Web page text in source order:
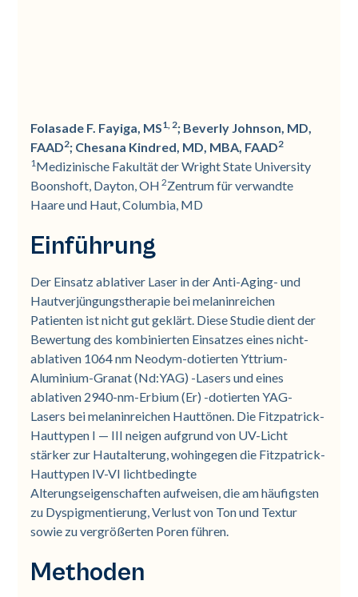
Folasade F. Fayiga, MS1, 2; Beverly Johnson, MD,
FAAD2; Chesana Kindred, MD, MBA, FAAD2
1Medizinische Fakultät der Wright State University
Boonshoft, Dayton, OH 2Zentrum für verwandte
Haare und Haut, Columbia, MD
Einführung
Der Einsatz ablativer Laser in der Anti-Aging- und
Hautverjüngungstherapie bei melaninreichen
Patienten ist nicht gut geklärt. Diese Studie dient der
Bewertung des kombinierten Einsatzes eines nicht-
ablativen 1064 nm Neodym-dotierten Yttrium-
Aluminium-Granat (Nd:YAG) -Lasers und eines
ablativen 2940-nm-Erbium (Er) -dotierten YAG-
Lasers bei melaninreichen Hauttönen. Die Fitzpatrick-
Hauttypen I — III neigen aufgrund von UV-Licht
stärker zur Hautalterung, wohingegen die Fitzpatrick-
Hauttypen IV-VI lichtbedingte
Alterungseigenschaften aufweisen, die am häufigsten
zu Dyspigmentierung, Verlust von Ton und Textur
sowie zu vergrößerten Poren führen.
Methoden